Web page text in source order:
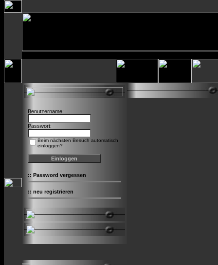
Benutzername:
Passwort:
Beim nächsten Besuch automatisch
einloggen?
:: Password vergessen
:: neu registrieren